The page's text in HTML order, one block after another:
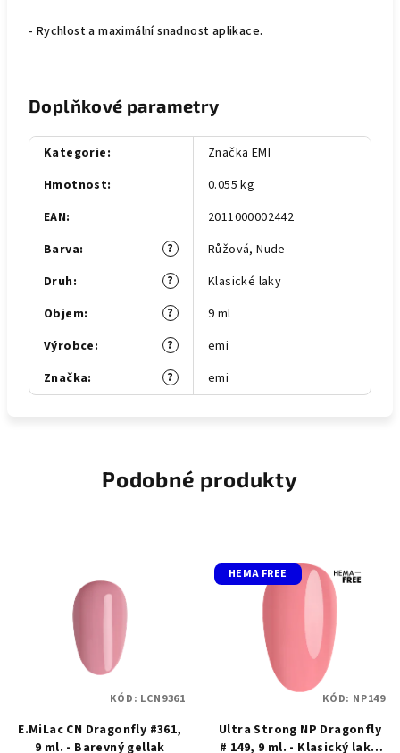
- Rychlost a maximální snadnost aplikace.
Doplňkové parametry
Kategorie:
Značka EMI
Hmotnost:
0.055 kg
EAN:
2011000002442
?
Barva: Růžová,Nude
?
Druh:
Klasické laky
?
Objem:
9 ml
?
Výrobce:
emi
?
Značka: emi
Podobné produkty
E.MiLac CN Dragonfly #361,
9 ml. - Barevný gellak
KÓD: LCN9361
HEMA FREE
Ultra Strong NP Dragonfly
# 149, 9 ml. - Klasický lak s
KÓD: NP149